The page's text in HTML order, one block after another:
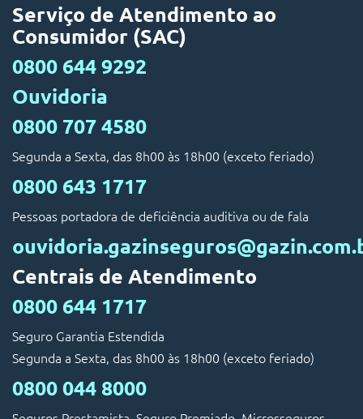
Serviço de Atendimento ao
Consumidor (SAC)
0800 644 9292
Ouvidoria
0800 707 4580
Segunda a Sexta, das 8h00 às 18h00 (exceto feriado)
0800 643 1717
Pessoas portadora de deficiência auditiva ou de fala
Centrais de Atendimento
0800 644 1717
Seguro Garantia Estendida
Segunda a Sexta, das 8h00 às 18h00 (exceto feriado)
0800 044 8000